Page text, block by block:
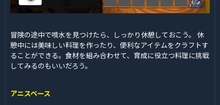
冒険の途中で噴水を見つけたら、しっかり休憩しておこう。 休
憩中には美味しい料理を作ったり、便利なアイテムをクラフトす
ることができる。食材を組み合わせて、育成に役立つ料理に挑戦
してみるのもいいだろう。
アニスペース